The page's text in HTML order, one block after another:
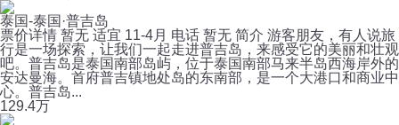
泰国-泰国·普吉岛
票价详情 暂无 适宜 11-4月 电话 暂无 简介 游客朋友，有人说旅
行是一场探索，让我们一起走进普吉岛，来感受它的美丽和壮观
吧。普吉岛是泰国南部岛屿，位于泰国南部马来半岛西海岸外的
安达曼海。首府普吉镇地处岛的东南部，是一个大港口和商业中
心。普吉岛...
129.4万